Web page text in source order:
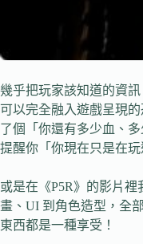
幾乎把玩家該知道的資
可以完全融入遊戲呈現
了個「你還有多少血、
提醒你「你現在只是在玩
或是在《P5R》的影片
畫、UI 到角色造型，全
東西都是一種享受！